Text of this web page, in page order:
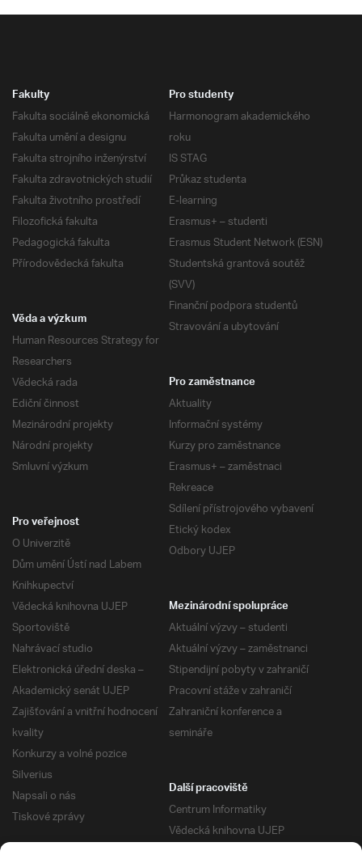
Fakulty
Fakulta sociálně ekonomická
Fakulta umění a designu
Fakulta strojního inženýrství
Fakulta zdravotnických studií
Fakulta životního prostředí
Filozofická fakulta
Pedagogická fakulta
Přírodovědecká fakulta
Pro studenty
Harmonogram akademického
roku
IS STAG
Průkaz studenta
E-learning
Erasmus+ – studenti
Erasmus Student Network (ESN)
Studentská grantová soutěž
(SVV)
Finanční podpora studentů
Stravování a ubytování
Věda a výzkum
Human Resources Strategy for
Researchers
Vědecká rada
Ediční činnost
Mezinárodní projekty
Národní projekty
Smluvní výzkum
Pro zaměstnance
Aktuality
Informační systémy
Kurzy pro zaměstnance
Erasmus+ – zaměstnaci
Rekreace
Sdílení přístrojového vybavení
Etický kodex
Odbory UJEP
Pro veřejnost
O Univerzitě
Dům umění Ústí nad Labem
Knihkupectví
Vědecká knihovna UJEP
Sportoviště
Nahrávací studio
Elektronická úřední deska –
Akademický senát UJEP
Zajišťování a vnitřní hodnocení
kvality
Konkurzy a volné pozice
Silverius
Napsali o nás
Tiskové zprávy
Mezinárodní spolupráce
Aktuální výzvy – studenti
Aktuální výzvy – zaměstnanci
Stipendijní pobyty v zahraničí
Pracovní stáže v zahraničí
Zahraniční konference a
semináře
Další pracoviště
Centrum Informatiky
Vědecká knihovna UJEP